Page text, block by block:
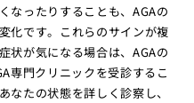
なったりすることも、AGAの
化です。これらのサインが複
状が気になる場合は、AGAの
専門クリニックを受診するこ
なたの状態を詳しく診察し、